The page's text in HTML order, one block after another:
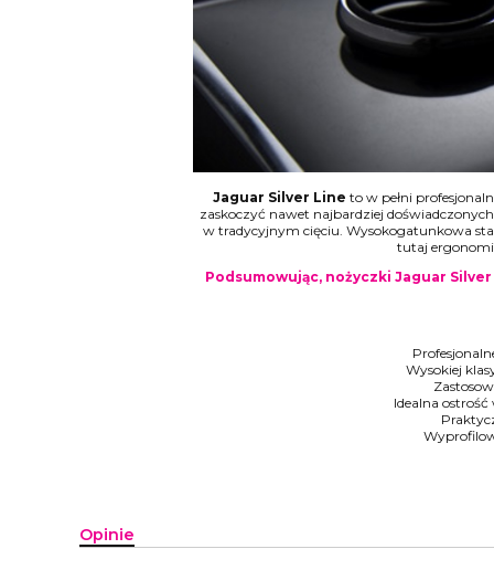
Jaguar Silver Line to w pełni
zaskoczyć nawet najbardziej
w tradycyjnym cięciu. Wysokogatunkowa
tutaj
Podsumowując, nożyczki Jaguar
Wysokiej
Idealna
Opinie